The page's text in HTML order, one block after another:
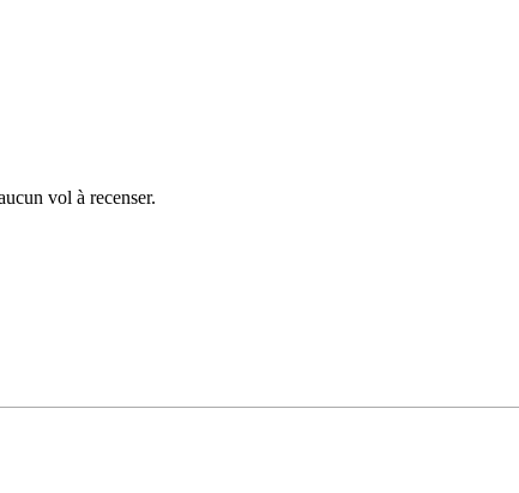
vol à recenser.